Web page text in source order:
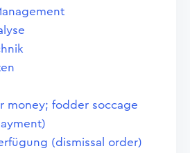
money; fodder soccage
(dismissal order)